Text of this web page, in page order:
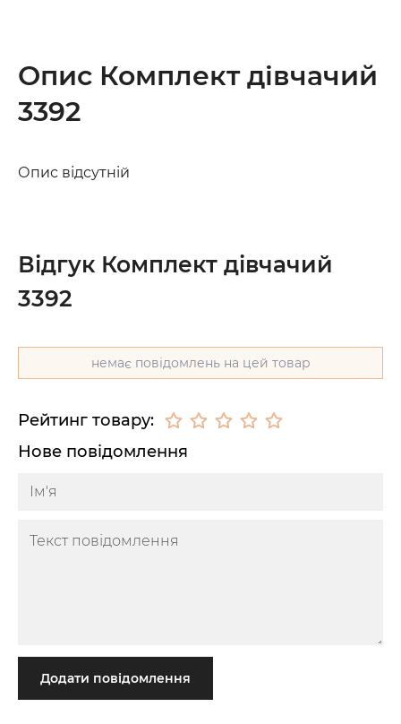
Опис Комплект дівчачий
3392
Опис відсутній
Відгук Комплект дівчачий
3392
немає повідомлень на цей товар
Рейтинг товару:
Нове повідомлення
Додати повідомлення